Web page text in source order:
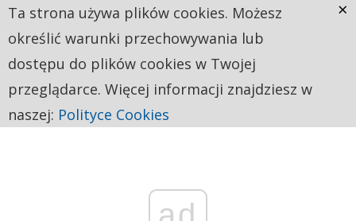
Ta strona używa plików cookies. Możesz
określić warunki przechowywania lub
dostępu do plików cookies w Twojej
przeglądarce. Więcej informacji znajdziesz w
naszej: Polityce Cookies
×